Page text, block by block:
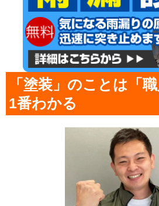
「塗装」のことは「
1番わかる